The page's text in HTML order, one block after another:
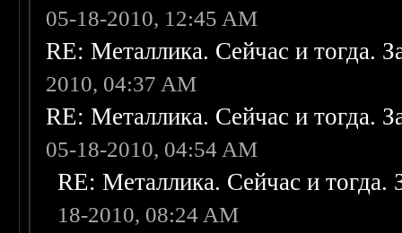
05-18-2010, 12:45 AM
RE: Металлика. Сейчас и тогда.
2010, 04:37 AM
RE: Металлика. Сейчас и тогда.
05-18-2010, 04:54 AM
RE: Металлика. Сейчас и
18-2010, 08:24 AM